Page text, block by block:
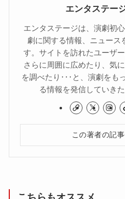
エンタステー
エンタステージは、演劇初
劇に関する情報、ニュース
す。サイトを訪れたユーザ
さらに周囲に広めたり、気
を調べたり･･･と、演劇をも
る情報を発信していき
この著者の記